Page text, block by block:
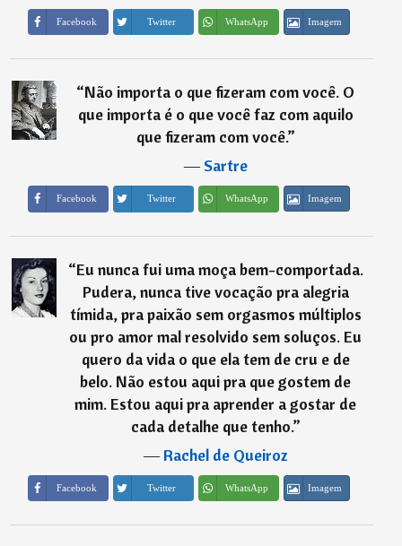
Facebook Twitter WhatsApp Imagem
“Não importa o que fizeram com você. O
que importa é o que você faz com aquilo
que fizeram com você.”
―Sartre
Facebook Twitter WhatsApp Imagem
“Eu nunca fui uma moça bem-comportada.
Pudera, nunca tive vocação pra alegria
tímida, pra paixão sem orgasmos múltiplos
ou pro amor mal resolvido sem soluços. Eu
quero da vida o que ela tem de cru e de
belo. Não estou aqui pra que gostem de
mim. Estou aqui pra aprender a gostar de
cada detalhe que tenho.”
―Rachel de Queiroz
Facebook Twitter WhatsApp Imagem